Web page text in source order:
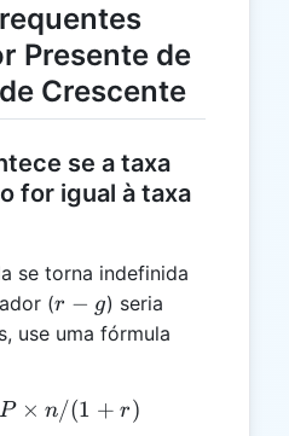
Presente de
Crescente
se a taxa
for igual à taxa
se torna indefinida
(r
-
r − g) seria
use uma fórmula
PVGA = P \times n / (1
P × n/(1 + r)